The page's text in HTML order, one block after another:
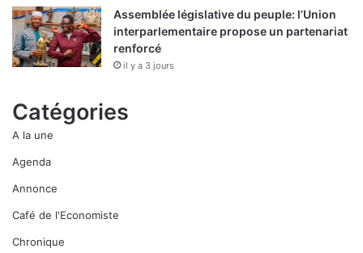
interparlementaire propose un partenariat
renforcé
il y a 3 jours
A la une
Agenda
Annonce
Café de l'Economiste
Chronique
De Bonnes Sources